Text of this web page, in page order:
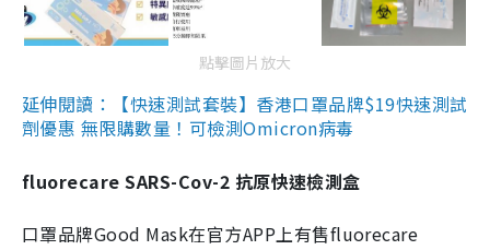
點擊圖片放大
延伸閱讀：【快速測試套裝】香港口罩品牌$19快速測試
劑優惠 無限購數量！可檢測Omicron病毒
fluorecare SARS-Cov-2 抗原快速檢測盒
口罩品牌Good Mask在官方APP上有售fluorecare